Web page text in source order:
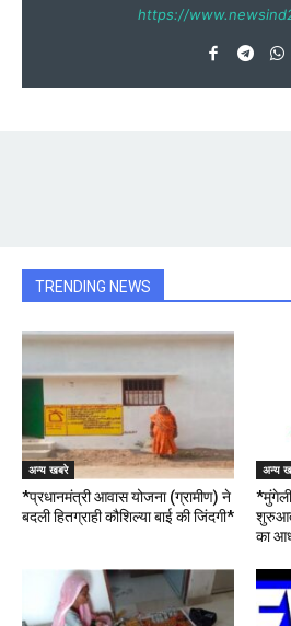
https://
TRENDING NEWS
अन्य खबरे
*प्रधानमंत्री आवास योजना (ग्रामीण) ने
बदली हितग्राही कौशिल्या बाई की जिंदगी*
अन्य
का